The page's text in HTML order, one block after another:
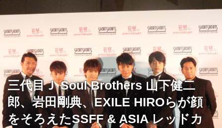
三代目Ｊ Soul Brothers 山下健二
郎、岩田剛典、EXILE HIROらが顔
をそろえたSSFF & ASIA レッドカ